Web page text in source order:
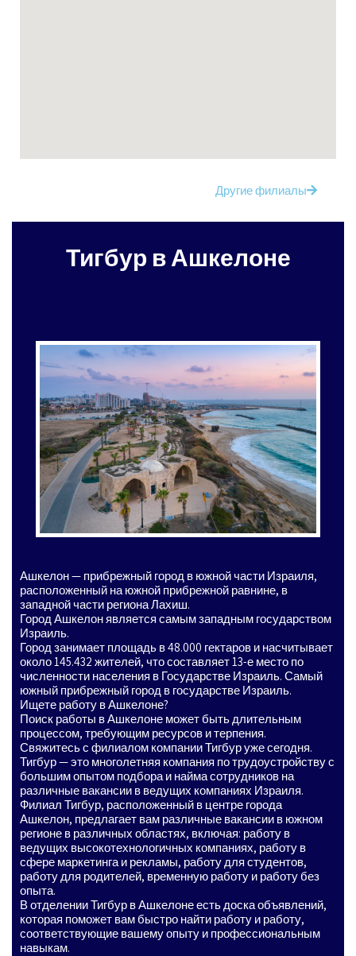
Другие филиалы
Тигбур в Ашкелоне
Ашкелон — прибрежный город в южной части Израиля,
расположенный на южной прибрежной равнине, в
западной части региона Лахиш.
Город Ашкелон является самым западным государством
Израиль.
Город занимает площадь в 48.000 гектаров и насчитывает
около 145.432 жителей, что составляет 13-е место по
численности населения в Государстве Израиль. Самый
южный прибрежный город в государстве Израиль.
Ищете работу в Ашкелоне?
Поиск работы в Ашкелоне может быть длительным
процессом, требующим ресурсов и терпения.
Свяжитесь с филиалом компании Тигбур уже сегодня.
Тигбур — это многолетняя компания по трудоустройству с
большим опытом подбора и найма сотрудников на
различные вакансии в ведущих компаниях Израиля.
Филиал Тигбур, расположенный в центре города
Ашкелон, предлагает вам различные вакансии в южном
регионе в различных областях, включая: работу в
ведущих высокотехнологичных компаниях, работу в
сфере маркетинга и рекламы, работу для студентов,
работу для родителей, временную работу и работу без
опыта.
В отделении Тигбур в Ашкелоне есть доска объявлений,
которая поможет вам быстро найти работу и работу,
соответствующие вашему опыту и профессиональным
навыкам.